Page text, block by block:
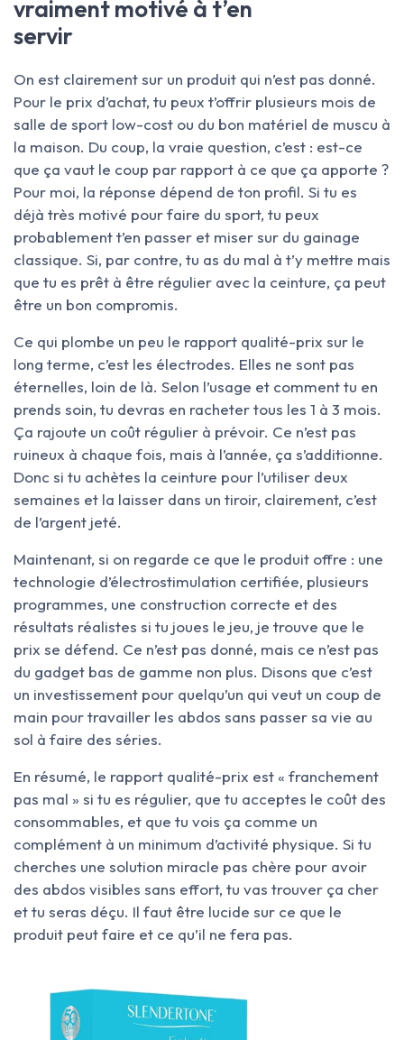
vraiment motivé à t’en
servir
On est clairement sur un produit qui n’est pas donné.
Pour le prix d’achat, tu peux t’offrir plusieurs mois de
salle de sport low-cost ou du bon matériel de muscu à
la maison. Du coup, la vraie question, c’est : est-ce
que ça vaut le coup par rapport à ce que ça apporte ?
Pour moi, la réponse dépend de ton profil. Si tu es
déjà très motivé pour faire du sport, tu peux
probablement t’en passer et miser sur du gainage
classique. Si, par contre, tu as du mal à t’y mettre mais
que tu es prêt à être régulier avec la ceinture, ça peut
être un bon compromis.
Ce qui plombe un peu le rapport qualité-prix sur le
long terme, c’est les électrodes. Elles ne sont pas
éternelles, loin de là. Selon l’usage et comment tu en
prends soin, tu devras en racheter tous les 1 à 3 mois.
Ça rajoute un coût régulier à prévoir. Ce n’est pas
ruineux à chaque fois, mais à l’année, ça s’additionne.
Donc si tu achètes la ceinture pour l’utiliser deux
semaines et la laisser dans un tiroir, clairement, c’est
de l’argent jeté.
Maintenant, si on regarde ce que le produit offre : une
technologie d’électrostimulation certifiée, plusieurs
programmes, une construction correcte et des
résultats réalistes si tu joues le jeu, je trouve que le
prix se défend. Ce n’est pas donné, mais ce n’est pas
du gadget bas de gamme non plus. Disons que c’est
un investissement pour quelqu’un qui veut un coup de
main pour travailler les abdos sans passer sa vie au
sol à faire des séries.
En résumé, le rapport qualité-prix est « franchement
pas mal » si tu es régulier, que tu acceptes le coût des
consommables, et que tu vois ça comme un
complément à un minimum d’activité physique. Si tu
cherches une solution miracle pas chère pour avoir
des abdos visibles sans effort, tu vas trouver ça cher
et tu seras déçu. Il faut être lucide sur ce que le
produit peut faire et ce qu’il ne fera pas.